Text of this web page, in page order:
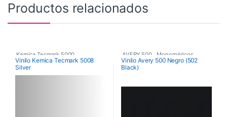
Productos relacionados
Kemica Tecmark 5000
Poliméricos
Vinilo Kemica Tecmark 5008
Silver
AVERY 500 Monoméricos
Vinilos De Corte
Vinilo Avery 500 Negro (502
Black)